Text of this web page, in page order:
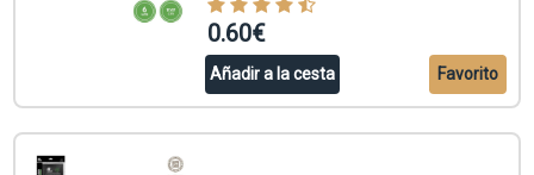
0.60€
Añadir a la cesta Favorito